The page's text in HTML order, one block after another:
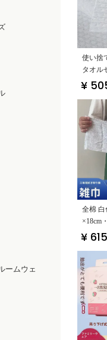
ームウェ
使い捨
タオル
判・吸
¥
全棉 白
×18cm
場・学
¥ 615